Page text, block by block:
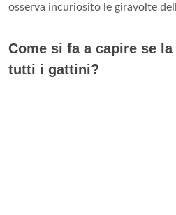
osserva incuriosito le giravolte
Come si fa a capire se
tutti i gattini?